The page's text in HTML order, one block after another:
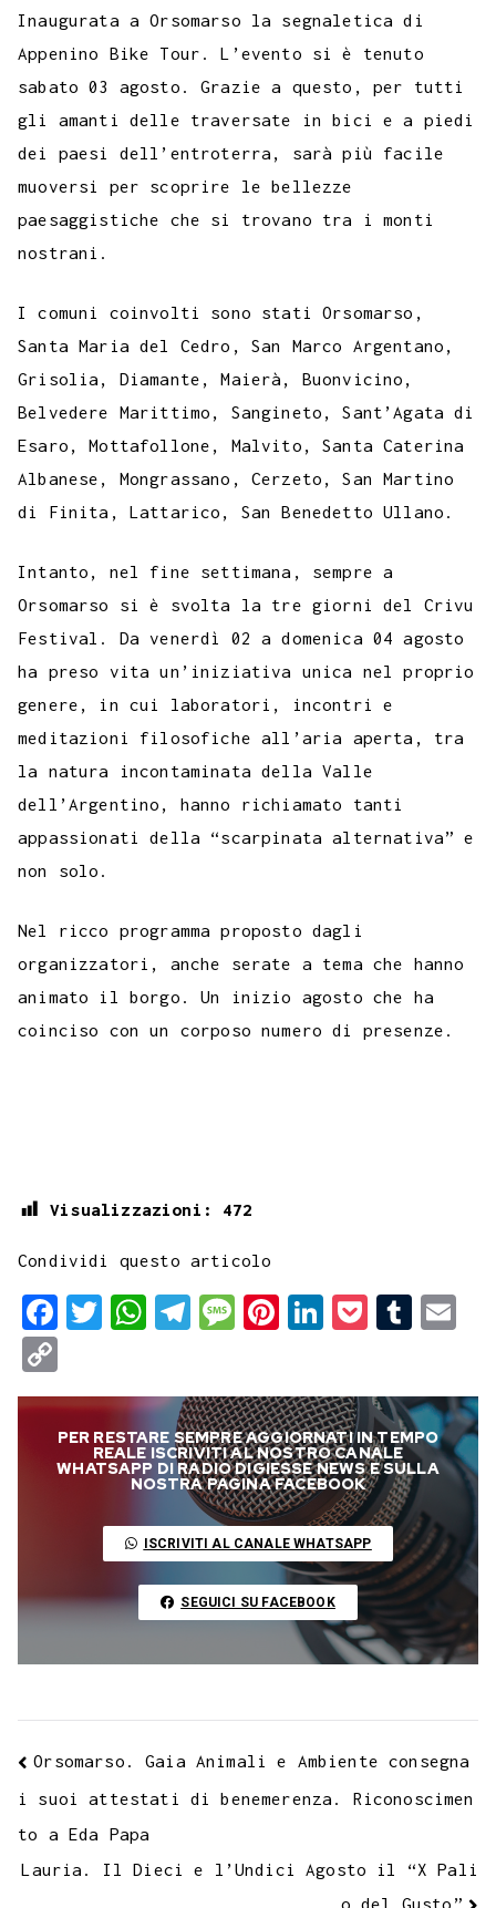
e
b
o
o
k
t
t
e
r
t
s
A
p
p
e
g
r
a
m
s
a
g
e
t
e
r
e
s
t
k
e
d
I
n
k
e
t
b
l
r
p
y
L
i
n
k
Inaugurata a Orsomarso la segnaletica di
Appenino Bike Tour. L’evento si è tenuto
sabato 03 agosto. Grazie a questo, per tutti
gli amanti delle traversate in bici e a piedi
dei paesi dell’entroterra, sarà più facile
muoversi per scoprire le bellezze
paesaggistiche che si trovano tra i monti
nostrani.
I comuni coinvolti sono stati Orsomarso,
Santa Maria del Cedro, San Marco Argentano,
Grisolia, Diamante, Maierà, Buonvicino,
Belvedere Marittimo, Sangineto, Sant’Agata di
Esaro, Mottafollone, Malvito, Santa Caterina
Albanese, Mongrassano, Cerzeto, San Martino
di Finita, Lattarico, San Benedetto Ullano.
Intanto, nel fine settimana, sempre a
Orsomarso si è svolta la tre giorni del Crivu
Festival. Da venerdì 02 a domenica 04 agosto
ha preso vita un’iniziativa unica nel proprio
genere, in cui laboratori, incontri e
meditazioni filosofiche all’aria aperta, tra
la natura incontaminata della Valle
dell’Argentino, hanno richiamato tanti
appassionati della “scarpinata alternativa” e
non solo.
Nel ricco programma proposto dagli
organizzatori, anche serate a tema che hanno
animato il borgo. Un inizio agosto che ha
coinciso con un corposo numero di presenze.
Visualizzazioni: 472
Condividi questo articolo
F
e
b
T
t
t
r
W
t
s
A
p
p
T
e
g
r
a
m
M
s
a
g
e
P
t
e
r
e
s
t
L
k
e
d
I
n
k
e
t
T
b
l
r
i
l
o
p
y
k
PER RESTARE SEMPRE AGGIORNATI IN TEMPO
REALE ISCRIVITI AL NOSTRO CANALE
WHATSAPP DI RADIO DIGIESSE NEWS E SULLA
NOSTRA PAGINA FACEBOOK
ISCRIVITI AL CANALE WHATSAPP
SEGUICI SU FACEBOOK
Orsomarso. Gaia Animali e Ambiente consegna
i suoi attestati di benemerenza. Riconoscimen
to a Eda Papa
Lauria. Il Dieci e l’Undici Agosto il “X Pali
o del Gusto”